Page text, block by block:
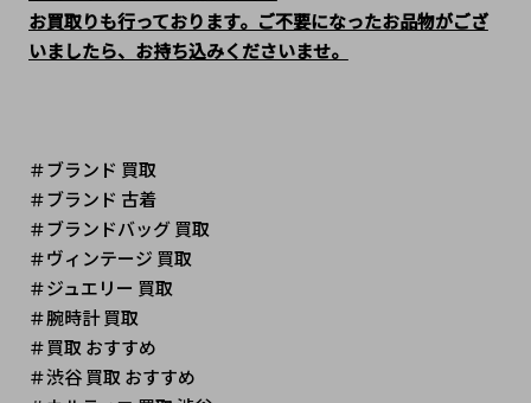
お買取りも行っております。ご不要になったお品物がござ
いましたら、お持ち込みくださいませ。
＃ブランド 買取
＃ブランド 古着
＃ブランドバッグ 買取
＃ヴィンテージ 買取
＃ジュエリー 買取
＃腕時計 買取
＃買取 おすすめ
＃渋谷 買取 おすすめ